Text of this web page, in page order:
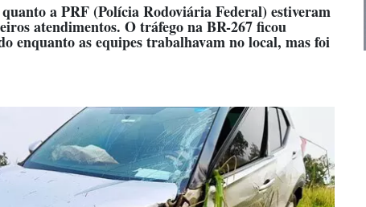
a PRF (Polícia Rodoviária Federal) estiveram
atendimentos. O tráfego na BR-267 ficou
enquanto as equipes trabalhavam no local, mas foi